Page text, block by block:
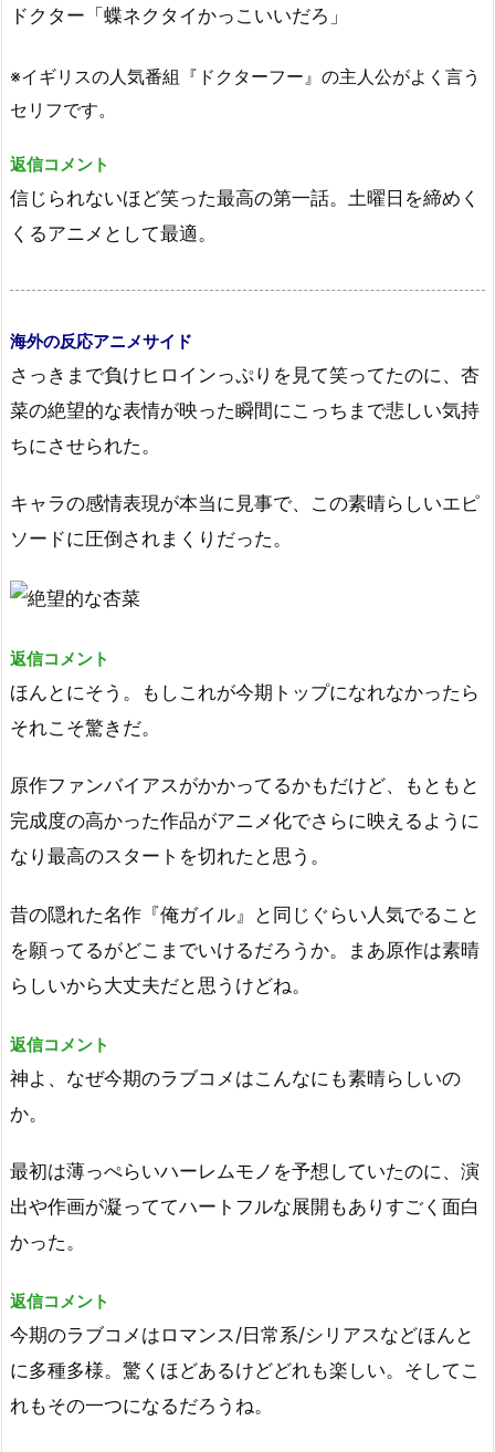
ドクター「蝶ネクタイかっこいいだろ」
※イギリスの人気番組『ドクターフー』の主人公がよく言う
セリフです。
返信コメント
信じられないほど笑った最高の第一話。土曜日を締めく
くるアニメとして最適。
海外の反応アニメサイド
さっきまで負けヒロインっぷりを見て笑ってたのに、杏
菜の絶望的な表情が映った瞬間にこっちまで悲しい気持
ちにさせられた。
キャラの感情表現が本当に見事で、この素晴らしいエピ
ソードに圧倒されまくりだった。
返信コメント
ほんとにそう。もしこれが今期トップになれなかったら
それこそ驚きだ。
原作ファンバイアスがかかってるかもだけど、もともと
完成度の高かった作品がアニメ化でさらに映えるように
なり最高のスタートを切れたと思う。
昔の隠れた名作『俺ガイル』と同じぐらい人気でること
を願ってるがどこまでいけるだろうか。まあ原作は素晴
らしいから大丈夫だと思うけどね。
返信コメント
神よ、なぜ今期のラブコメはこんなにも素晴らしいの
か。
最初は薄っぺらいハーレムモノを予想していたのに、演
出や作画が凝っててハートフルな展開もありすごく面白
かった。
返信コメント
今期のラブコメはロマンス/日常系/シリアスなどほんと
に多種多様。驚くほどあるけどどれも楽しい。そしてこ
れもその一つになるだろうね。